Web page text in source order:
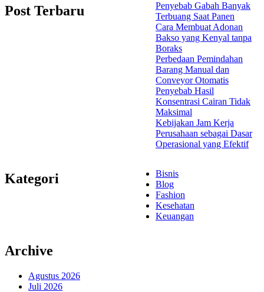
Post Terbaru
Penyebab Gabah Banyak
Terbuang Saat Panen
Cara Membuat Adonan
Bakso yang Kenyal tanpa
Boraks
Perbedaan Pemindahan
Barang Manual dan
Conveyor Otomatis
Penyebab Hasil
Konsentrasi Cairan Tidak
Maksimal
Kebijakan Jam Kerja
Perusahaan sebagai Dasar
Operasional yang Efektif
Kategori
Bisnis
Blog
Fashion
Kesehatan
Keuangan
Archive
Agustus 2026
Juli 2026